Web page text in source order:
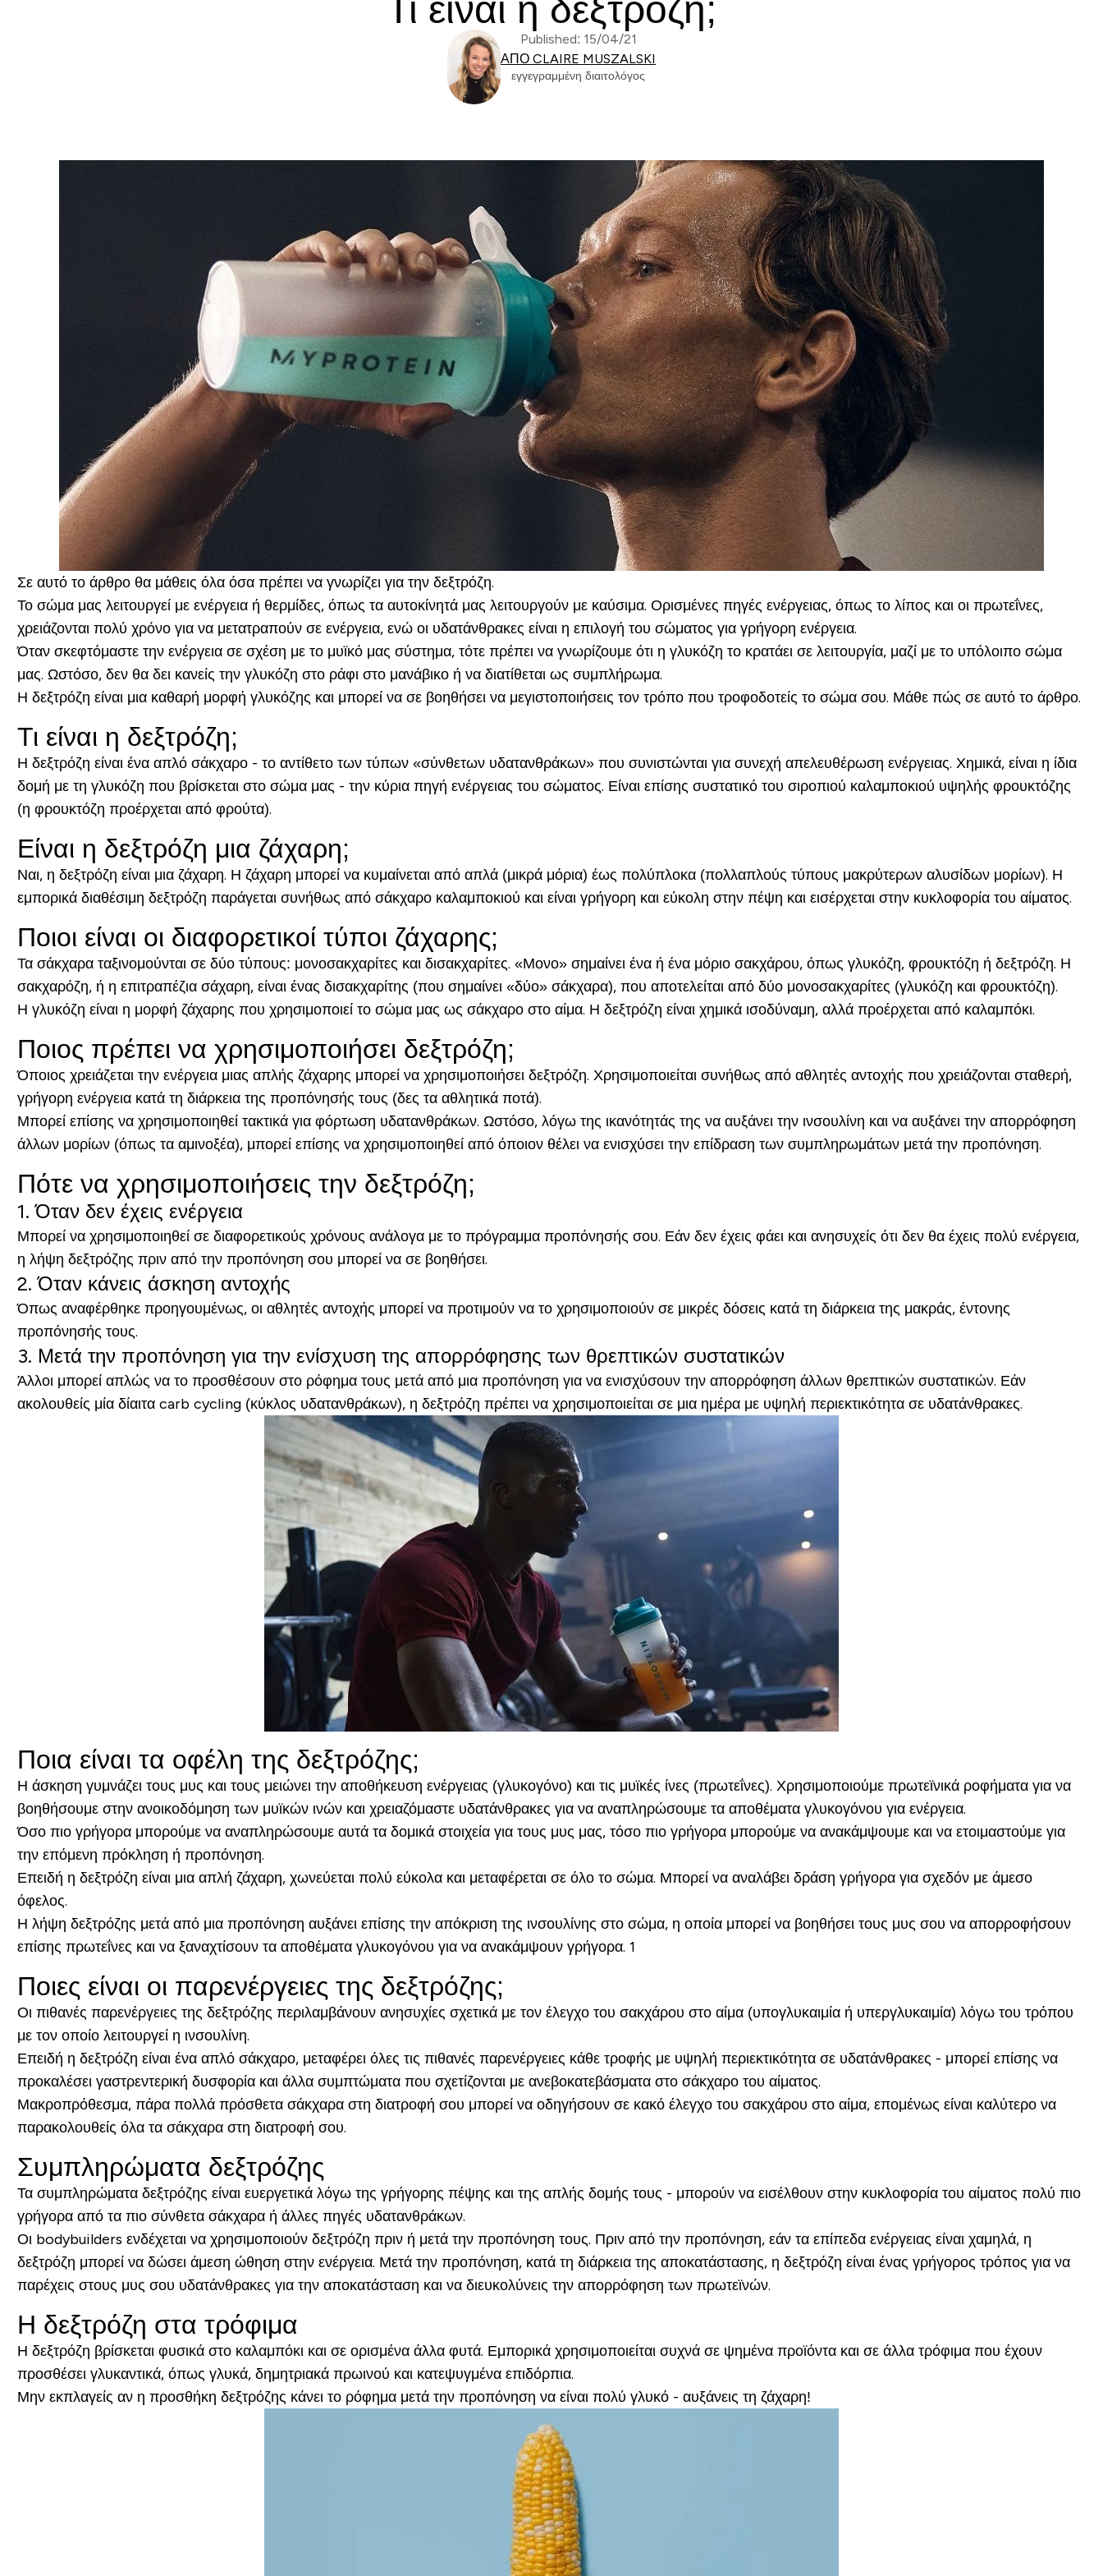
Τι είναι η δεξτρόζη;
Published: 15/04/21
ΑΠΌ CLAIRE MUSZALSKI
εγγεγραμμένη διαιτολόγος
Σε αυτό το άρθρο θα μάθεις όλα όσα πρέπει να γνωρίζει για την δεξτρόζη.
Το σώμα μας λειτουργεί με ενέργεια ή θερμίδες, όπως τα αυτοκίνητά μας λειτουργούν με καύσιμα. Ορισμένες πηγές ενέργειας, όπως το λίπος και οι πρωτεΐνες,
χρειάζονται πολύ χρόνο για να μετατραπούν σε ενέργεια, ενώ οι υδατάνθρακες είναι η επιλογή του σώματος για γρήγορη ενέργεια.
Όταν σκεφτόμαστε την ενέργεια σε σχέση με το μυϊκό μας σύστημα, τότε πρέπει να γνωρίζουμε ότι η γλυκόζη το κρατάει σε λειτουργία, μαζί με το υπόλοιπο σώμα
μας. Ωστόσο, δεν θα δει κανείς την γλυκόζη στο ράφι στο μανάβικο ή να διατίθεται ως συμπλήρωμα.
Η δεξτρόζη είναι μια καθαρή μορφή γλυκόζης και μπορεί να σε βοηθήσει να μεγιστοποιήσεις τον τρόπο που τροφοδοτείς το σώμα σου. Μάθε πώς σε αυτό το άρθρο.
Τι είναι η δεξτρόζη;
Η δεξτρόζη είναι ένα απλό σάκχαρο - το αντίθετο των τύπων «σύνθετων υδατανθράκων» που συνιστώνται για συνεχή απελευθέρωση ενέργειας. Χημικά, είναι η ίδια
δομή με τη γλυκόζη που βρίσκεται στο σώμα μας - την κύρια πηγή ενέργειας του σώματος. Είναι επίσης συστατικό του σιροπιού καλαμποκιού υψηλής φρουκτόζης
(η φρουκτόζη προέρχεται από φρούτα).
Είναι η δεξτρόζη μια ζάχαρη;
Ναι, η δεξτρόζη είναι μια ζάχαρη. Η ζάχαρη μπορεί να κυμαίνεται από απλά (μικρά μόρια) έως πολύπλοκα (πολλαπλούς τύπους μακρύτερων αλυσίδων μορίων). Η
εμπορικά διαθέσιμη δεξτρόζη παράγεται συνήθως από σάκχαρο καλαμποκιού και είναι γρήγορη και εύκολη στην πέψη και εισέρχεται στην κυκλοφορία του αίματος.
Ποιοι είναι οι διαφορετικοί τύποι ζάχαρης;
Τα σάκχαρα ταξινομούνται σε δύο τύπους: μονοσακχαρίτες και δισακχαρίτες. «Μονο» σημαίνει ένα ή ένα μόριο σακχάρου, όπως γλυκόζη, φρουκτόζη ή δεξτρόζη. Η
σακχαρόζη, ή η επιτραπέζια σάχαρη, είναι ένας δισακχαρίτης (που σημαίνει «δύο» σάκχαρα), που αποτελείται από δύο μονοσακχαρίτες (γλυκόζη και φρουκτόζη).
Η γλυκόζη είναι η μορφή ζάχαρης που χρησιμοποιεί το σώμα μας ως σάκχαρο στο αίμα. Η δεξτρόζη είναι χημικά ισοδύναμη, αλλά προέρχεται από καλαμπόκι.
Ποιος πρέπει να χρησιμοποιήσει δεξτρόζη;
Όποιος χρειάζεται την ενέργεια μιας απλής ζάχαρης μπορεί να χρησιμοποιήσει δεξτρόζη. Χρησιμοποιείται συνήθως από αθλητές αντοχής που χρειάζονται σταθερή,
γρήγορη ενέργεια κατά τη διάρκεια της προπόνησής τους (δες τα αθλητικά ποτά).
Μπορεί επίσης να χρησιμοποιηθεί τακτικά για φόρτωση υδατανθράκων. Ωστόσο, λόγω της ικανότητάς της να αυξάνει την ινσουλίνη και να αυξάνει την απορρόφηση
άλλων μορίων (όπως τα αμινοξέα), μπορεί επίσης να χρησιμοποιηθεί από όποιον θέλει να ενισχύσει την επίδραση των συμπληρωμάτων μετά την προπόνηση.
Πότε να χρησιμοποιήσεις την δεξτρόζη;
1. Όταν δεν έχεις ενέργεια
Μπορεί να χρησιμοποιηθεί σε διαφορετικούς χρόνους ανάλογα με το πρόγραμμα προπόνησής σου. Εάν δεν έχεις φάει και ανησυχείς ότι δεν θα έχεις πολύ ενέργεια,
η λήψη δεξτρόζης πριν από την προπόνηση σου μπορεί να σε βοηθήσει.
2. Όταν κάνεις άσκηση αντοχής
Όπως αναφέρθηκε προηγουμένως, οι αθλητές αντοχής μπορεί να προτιμούν να το χρησιμοποιούν σε μικρές δόσεις κατά τη διάρκεια της μακράς, έντονης
προπόνησής τους.
3. Μετά την προπόνηση για την ενίσχυση της απορρόφησης των θρεπτικών συστατικών
Άλλοι μπορεί απλώς να το προσθέσουν στο ρόφημα τους μετά από μια προπόνηση για να ενισχύσουν την απορρόφηση άλλων θρεπτικών συστατικών. Εάν
ακολουθείς μία δίαιτα carb cycling (κύκλος υδατανθράκων), η δεξτρόζη πρέπει να χρησιμοποιείται σε μια ημέρα με υψηλή περιεκτικότητα σε υδατάνθρακες.
Ποια είναι τα οφέλη της δεξτρόζης;
Η άσκηση γυμνάζει τους μυς και τους μειώνει την αποθήκευση ενέργειας (γλυκογόνο) και τις μυϊκές ίνες (πρωτεΐνες). Χρησιμοποιούμε πρωτεϊνικά ροφήματα για να
βοηθήσουμε στην ανοικοδόμηση των μυϊκών ινών και χρειαζόμαστε υδατάνθρακες για να αναπληρώσουμε τα αποθέματα γλυκογόνου για ενέργεια.
Όσο πιο γρήγορα μπορούμε να αναπληρώσουμε αυτά τα δομικά στοιχεία για τους μυς μας, τόσο πιο γρήγορα μπορούμε να ανακάμψουμε και να ετοιμαστούμε για
την επόμενη πρόκληση ή προπόνηση.
Επειδή η δεξτρόζη είναι μια απλή ζάχαρη, χωνεύεται πολύ εύκολα και μεταφέρεται σε όλο το σώμα. Μπορεί να αναλάβει δράση γρήγορα για σχεδόν με άμεσο
όφελος.
Η λήψη δεξτρόζης μετά από μια προπόνηση αυξάνει επίσης την απόκριση της ινσουλίνης στο σώμα, η οποία μπορεί να βοηθήσει τους μυς σου να απορροφήσουν
επίσης πρωτεΐνες και να ξαναχτίσουν τα αποθέματα γλυκογόνου για να ανακάμψουν γρήγορα. 1
Ποιες είναι οι παρενέργειες της δεξτρόζης;
Οι πιθανές παρενέργειες της δεξτρόζης περιλαμβάνουν ανησυχίες σχετικά με τον έλεγχο του σακχάρου στο αίμα (υπογλυκαιμία ή υπεργλυκαιμία) λόγω του τρόπου
με τον οποίο λειτουργεί η ινσουλίνη.
Επειδή η δεξτρόζη είναι ένα απλό σάκχαρο, μεταφέρει όλες τις πιθανές παρενέργειες κάθε τροφής με υψηλή περιεκτικότητα σε υδατάνθρακες - μπορεί επίσης να
προκαλέσει γαστρεντερική δυσφορία και άλλα συμπτώματα που σχετίζονται με ανεβοκατεβάσματα στο σάκχαρο του αίματος.
Μακροπρόθεσμα, πάρα πολλά πρόσθετα σάκχαρα στη διατροφή σου μπορεί να οδηγήσουν σε κακό έλεγχο του σακχάρου στο αίμα, επομένως είναι καλύτερο να
παρακολουθείς όλα τα σάκχαρα στη διατροφή σου.
Συμπληρώματα δεξτρόζης
Τα συμπληρώματα δεξτρόζης είναι ευεργετικά λόγω της γρήγορης πέψης και της απλής δομής τους - μπορούν να εισέλθουν στην κυκλοφορία του αίματος πολύ πιο
γρήγορα από τα πιο σύνθετα σάκχαρα ή άλλες πηγές υδατανθράκων.
Οι bodybuilders ενδέχεται να χρησιμοποιούν δεξτρόζη πριν ή μετά την προπόνηση τους. Πριν από την προπόνηση, εάν τα επίπεδα ενέργειας είναι χαμηλά, η
δεξτρόζη μπορεί να δώσει άμεση ώθηση στην ενέργεια. Μετά την προπόνηση, κατά τη διάρκεια της αποκατάστασης, η δεξτρόζη είναι ένας γρήγορος τρόπος για να
παρέχεις στους μυς σου υδατάνθρακες για την αποκατάσταση και να διευκολύνεις την απορρόφηση των πρωτεϊνών.
Η δεξτρόζη στα τρόφιμα
Η δεξτρόζη βρίσκεται φυσικά στο καλαμπόκι και σε ορισμένα άλλα φυτά. Εμπορικά χρησιμοποιείται συχνά σε ψημένα προϊόντα και σε άλλα τρόφιμα που έχουν
προσθέσει γλυκαντικά, όπως γλυκά, δημητριακά πρωινού και κατεψυγμένα επιδόρπια.
Μην εκπλαγείς αν η προσθήκη δεξτρόζης κάνει το ρόφημα μετά την προπόνηση να είναι πολύ γλυκό - αυξάνεις τη ζάχαρη!